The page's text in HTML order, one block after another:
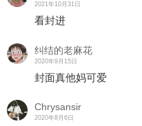
2021年10月31日
看封进
纠结的老麻花
2020年9月15日
封面真他妈可爱
Chrysansir
2020年8月6日